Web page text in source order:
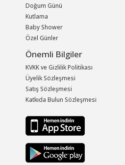
Doğum Günü
Kutlama
Baby Shower
Özel Günler
Önemli Bilgiler
KVKK ve Gizlilik Politikası
Üyelik Sözleşmesi
Satış Sözleşmesi
Katkıda Bulun Sözleşmesi